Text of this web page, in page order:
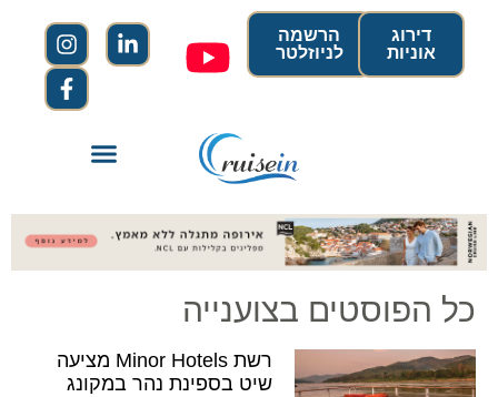
הרשמה
לניוזלטר
דירוג
אוניות
כל הפוסטים בצוענייה
רשת Minor Hotels מציעה
שיט בספינת נהר במקונג